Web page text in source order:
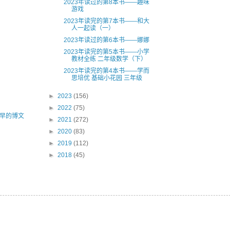
的博文
2023年读过的第8本书——趣味
游戏
2023年读完的第7本书——和大
人一起读（一）
2023年读过的第6本书——娜娜
2023年读完的第5本书——小学
教材全练 二年级数学（下）
2023年读完的第4本书——学而
思培优 基础小花园 三年级
► 2023 (156)
► 2022 (75)
► 2021 (272)
► 2020 (83)
► 2019 (112)
► 2018 (45)